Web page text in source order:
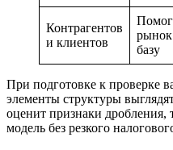
Контрагентов
и клиентов
базу
При подготовке к проверке
элементы структуры
оценит признаки
модель без резкого